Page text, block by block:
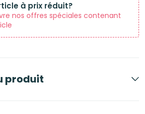
à prix réduit?
nos offres spéciales contenant
produit